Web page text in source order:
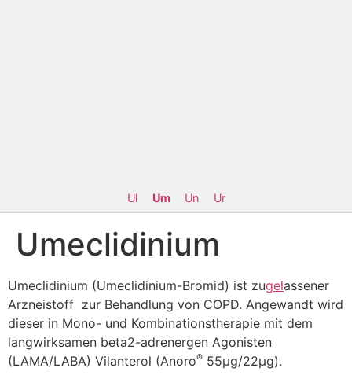
Ul Um Un Ur
Umeclidinium
Umeclidinium (Umeclidinium-Bromid) ist zugelassener
Arzneistoff zur Behandlung von COPD. Angewandt wird
dieser in Mono- und Kombinationstherapie mit dem
langwirksamen beta2-adrenergen Agonisten
(LAMA/LABA) Vilanterol (Anoro® 55µg/22µg).